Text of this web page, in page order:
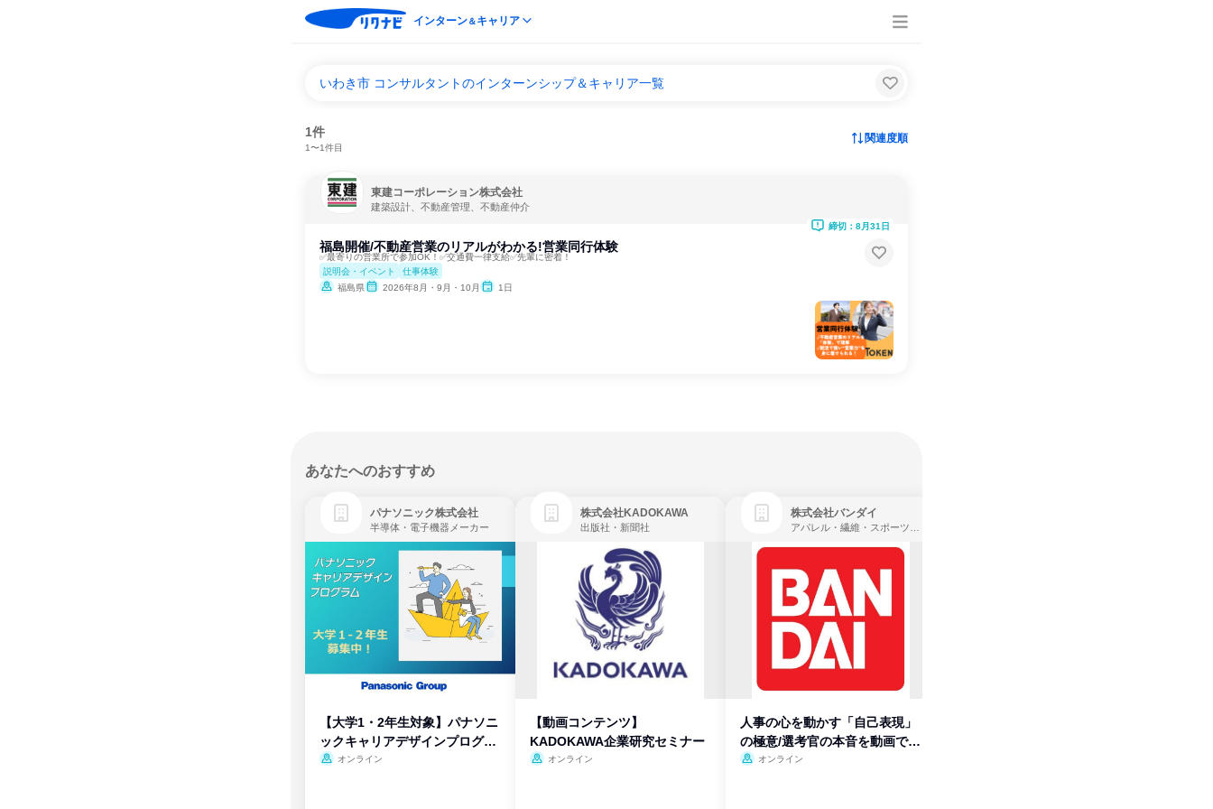
インターン＆キャリア
いわき市 コンサルタントのインターンシップ＆キャリア一覧
1件
1〜1件目
関連度順
東建コーポレーション株式会社
建築設計、不動産管理、不動産仲介
福島開催/不動産営業のリアルがわかる!営業同行体験
✅最寄りの営業所で参加OK！✅交通費一律支給✅先輩に密着！
説明会・イベント
仕事体験
福島県
2026年8月・9月・10月 1日
締切：8月31日
あなたへのおすすめ
パナソニック株式会社
半導体・電子機器メーカー
【大学1・2年生対象】パナソニ
ックキャリアデザインプログラ
ム
オンライン
株式会社KADOKAWA
出版社・新聞社
【動画コンテンツ】
KADOKAWA企業研究セミナー
オンライン
株式会社バンダイ
人事の心を動かす「自己表現」
の極意/選考官の本音を動画で公
開
オンライン